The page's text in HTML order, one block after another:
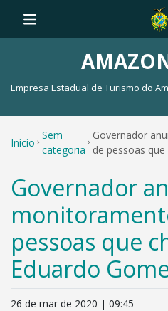
Empresa Estadual de Turismo do
Início
Sem
categoria
Governador
de pessoas
Governador
pessoas que
Eduardo
26 de mar de 2020 | 09:45